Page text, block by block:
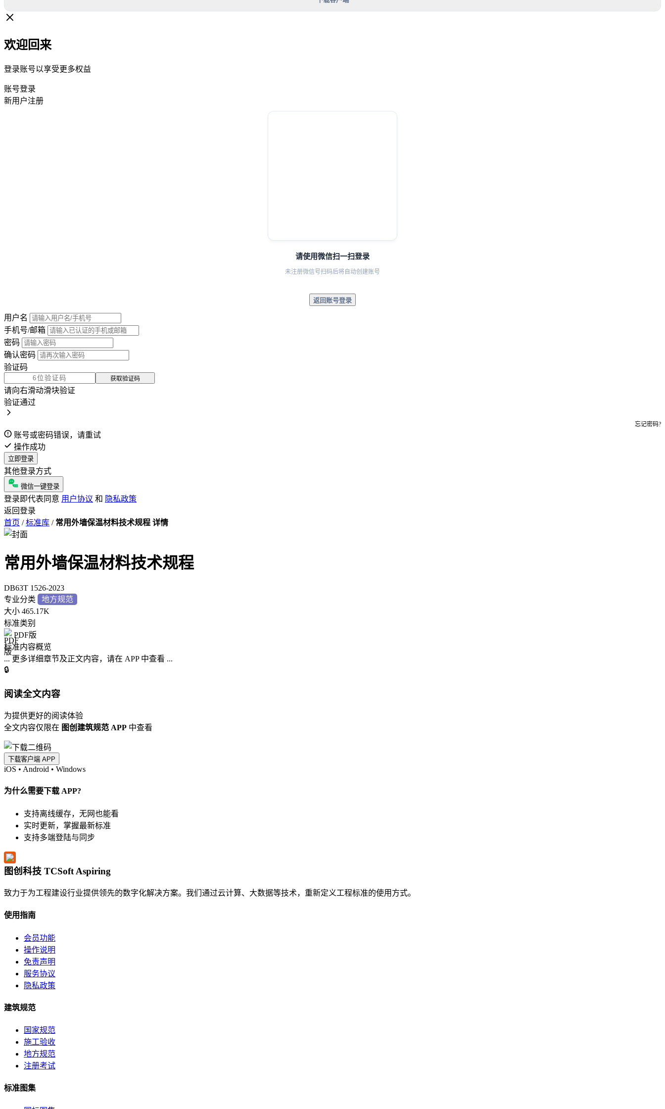
欢迎回来
登录账号以享受更多权益
账号登录
新用户注册
请使用微信扫一扫登录
未注册微信号扫码后将自动创建账号
返回账号登录
用户名
手机号/邮箱
密码
确认密码
验证码
获取验证码
请向右滑动滑块验证
验证通过
忘记密码?
账号或密码错误，请重试
操作成功
立即登录
其他登录方式
微信一键登录
登录即代表同意 用户协议 和 隐私政策
返回登录
首页 / 标准库 / 常用外墙保温材料技术规程 详情
常用外墙保温材料技术规程
DB63T 1526-2023
专业分类
地方规范
大小 465.17K
标准类别
PDF版
标准内容概览
... 更多详细章节及正文内容，请在 APP 中查看 ...
🔒
阅读全文内容
为提供更好的阅读体验
全文内容仅限在 图创建筑规范 APP 中查看
下载客户端 APP
iOS • Android • Windows
为什么需要下载 APP?
支持离线缓存，无网也能看
实时更新，掌握最新标准
支持多端登陆与同步
图创科技 TCSoft Aspiring
致力于为工程建设行业提供领先的数字化解决方案。我们通过云计算、大数据等技术，重新定义工程标准的使用方式。
使用指南
会员功能
操作说明
免责声明
服务协议
隐私政策
建筑规范
国家规范
施工验收
地方规范
注册考试
标准图集